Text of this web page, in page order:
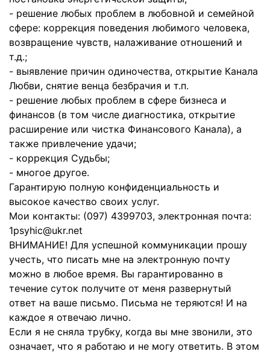
- решение любых проблем в любовной и семейной
сфере: коррекция поведения любимого человека,
возвращение чувств, налаживание отношений и
т.д.;
- выявление причин одиночества, открытие Канала
Любви, снятие венца безбрачия и т.п.
- решение любых проблем в сфере бизнеса и
финансов (в том числе диагностика, открытие
расширение или чистка Финансового Канала), а
также привлечение удачи;
- коррекция Судьбы;
- многое другое.
Гарантирую полную конфиденциальность и
высокое качество своих услуг.
Мои контакты: (097) 4399703, электронная почта:
1psyhic@ukr.net
ВНИМАНИЕ! Для успешной коммуникации прошу
учесть, что писать мне на электронную почту
можно в любое время. Вы гарантированно в
течение суток получите от меня развернутый
ответ на ваше письмо. Письма не теряются! И на
каждое я отвечаю лично.
Если я не сняла трубку, когда вы мне звонили, это
означает, что я работаю и не могу ответить. В этом